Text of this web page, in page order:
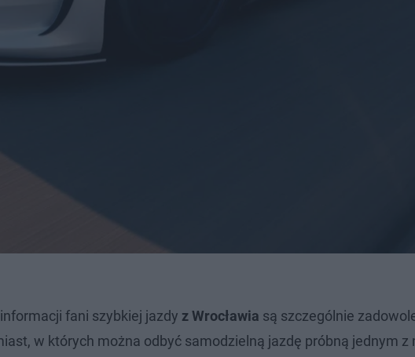
fani szybkiej jazdy z Wrocławia są szczególnie
w których można odbyć samodzielną jazdę próbną jednym z